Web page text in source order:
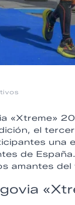
«Xtreme»
el
una
de
amantes del